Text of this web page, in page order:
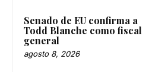
Senado de EU confirma a
Todd Blanche como fiscal
general
agosto 8, 2026